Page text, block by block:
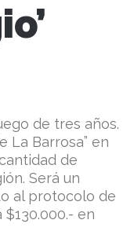
de tres años.
La Barrosa” en
de
Será un
al protocolo de
en